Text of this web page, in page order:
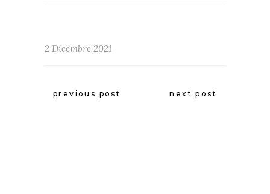
2 Dicembre 2021
previous post next post